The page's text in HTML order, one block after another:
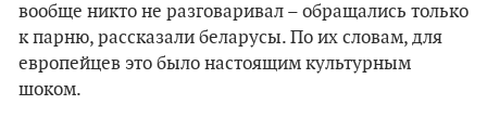
вообще никто не разговаривал – обращались только
к парню, рассказали беларусы. По их словам, для
европейцев это было настоящим культурным
шоком.